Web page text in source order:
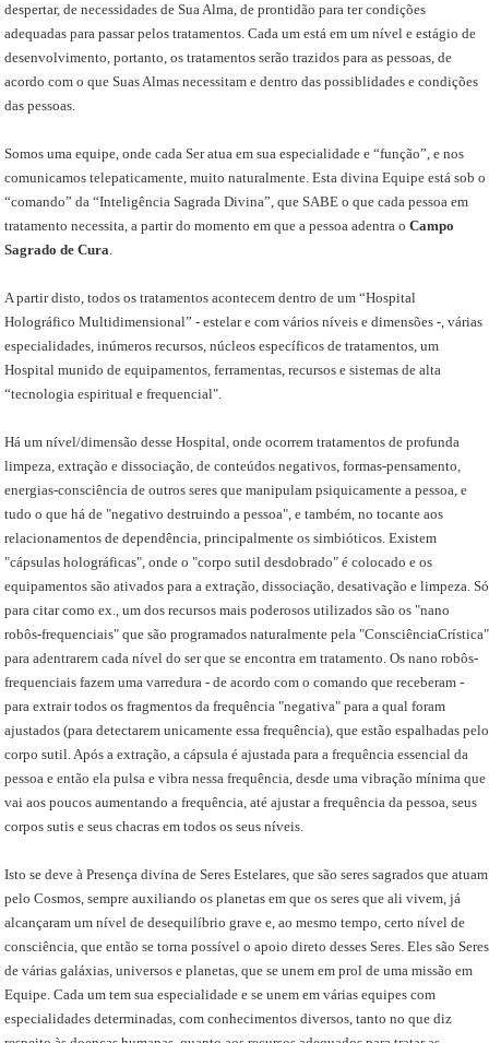
despertar, de necessidades de Sua Alma, de prontidão para ter condições
adequadas para passar pelos tratamentos. Cada um está em um nível e estágio de
desenvolvimento, portanto, os tratamentos serão trazidos para as pessoas, de
acordo com o que Suas Almas necessitam e dentro das possiblidades e condições
das pessoas.
Somos uma equipe, onde cada Ser atua em sua especialidade e “função”, e nos
comunicamos telepaticamente, muito naturalmente. Esta divina Equipe está sob o
“comando” da “Inteligência Sagrada Divina”, que SABE o que cada pessoa em
tratamento necessita, a partir do momento em que a pessoa adentra o Campo
Sagrado de Cura.
A partir disto, todos os tratamentos acontecem dentro de um “Hospital
Holográfico Multidimensional” - estelar e com vários níveis e dimensões -, várias
especialidades, inúmeros recursos, núcleos específicos de tratamentos, um
Hospital munido de equipamentos, ferramentas, recursos e sistemas de alta
“tecnologia espiritual e frequencial".
Há um nível/dimensão desse Hospital, onde ocorrem tratamentos de profunda
limpeza, extração e dissociação, de conteúdos negativos, formas-pensamento,
energias-consciência de outros seres que manipulam psiquicamente a pessoa, e
tudo o que há de "negativo destruindo a pessoa", e também, no tocante aos
relacionamentos de dependência, principalmente os simbióticos. Existem
"cápsulas holográficas", onde o "corpo sutil desdobrado" é colocado e os
equipamentos são ativados para a extração, dissociação, desativação e limpeza. Só
para citar como ex., um dos recursos mais poderosos utilizados são os "nano
robôs-frequenciais" que são programados naturalmente pela "ConsciênciaCrística"
para adentrarem cada nível do ser que se encontra em tratamento. Os nano robôs-
frequenciais fazem uma varredura - de acordo com o comando que receberam -
para extrair todos os fragmentos da frequência "negativa" para a qual foram
ajustados (para detectarem unicamente essa frequência), que estão espalhadas pelo
corpo sutil. Após a extração, a cápsula é ajustada para a frequência essencial da
pessoa e então ela pulsa e vibra nessa frequência, desde uma vibração mínima que
vai aos poucos aumentando a frequência, até ajustar a frequência da pessoa, seus
corpos sutis e seus chacras em todos os seus níveis.
Isto se deve à Presença divina de Seres Estelares, que são seres sagrados que atuam
pelo Cosmos, sempre auxiliando os planetas em que os seres que ali vivem, já
alcançaram um nível de desequilíbrio grave e, ao mesmo tempo, certo nível de
consciência, que então se torna possível o apoio direto desses Seres. Eles são Seres
de várias galáxias, universos e planetas, que se unem em prol de uma missão em
Equipe. Cada um tem sua especialidade e se unem em várias equipes com
especialidades determinadas, com conhecimentos diversos, tanto no que diz